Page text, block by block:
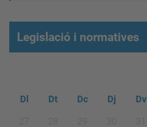
Legislació i normatives
Dl Dt Dc Dj Dv
27 28 29 30 31